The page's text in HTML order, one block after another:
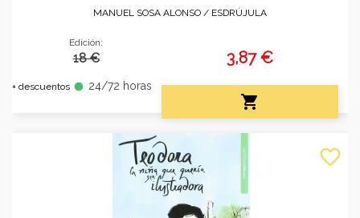
MANUEL SOSA ALONSO / ESDRÚJULA
Edición:
18 €
+ descuentos fiber_manual_record 24/72 horas
3,87 €

favorite_border